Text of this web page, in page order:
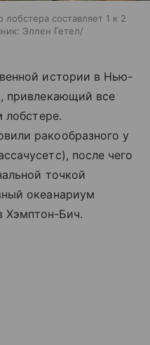
составляет 1 к 2
Эллен Гетел/
истории в Нью-
привлекающий все
лобстере.
ракообразного у
после чего
точкой
океанариум
Хэмптон-Бич.